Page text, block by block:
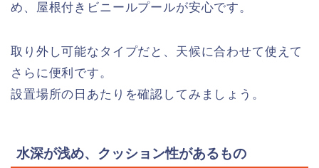
め、屋根付きビニールプールが安心です。
取り外し可能なタイプだと、天候に合わせて使えて
さらに便利です。
設置場所の日あたりを確認してみましょう。
水深が浅め、クッション性があるもの